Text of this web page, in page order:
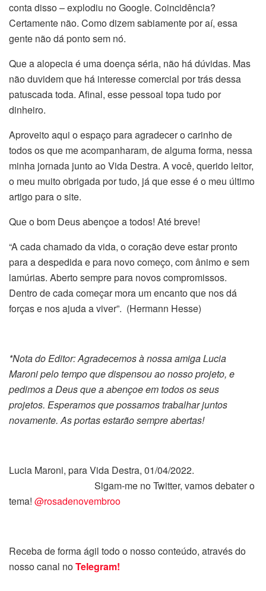
conta disso – explodiu no Google. Coincidência?
Certamente não. Como dizem sabiamente por aí, essa
gente não dá ponto sem nó.
Que a alopecia é uma doença séria, não há dúvidas. Mas
não duvidem que há interesse comercial por trás dessa
patuscada toda. Afinal, esse pessoal topa tudo por
dinheiro.
Aproveito aqui o espaço para agradecer o carinho de
todos os que me acompanharam, de alguma forma, nessa
minha jornada junto ao Vida Destra. A você, querido leitor,
o meu muito obrigada por tudo, já que esse é o meu último
artigo para o site.
Que o bom Deus abençoe a todos! Até breve!
“A cada chamado da vida, o coração deve estar pronto
para a despedida e para novo começo, com ânimo e sem
lamúrias. Aberto sempre para novos compromissos.
Dentro de cada começar mora um encanto que nos dá
forças e nos ajuda a viver”. (Hermann Hesse)
*Nota do Editor: Agradecemos à nossa amiga Lucia
Maroni pelo tempo que dispensou ao nosso projeto, e
pedimos a Deus que a abençoe em todos os seus
projetos. Esperamos que possamos trabalhar juntos
novamente. As portas estarão sempre abertas!
Lucia Maroni, para Vida Destra, 01/04/2022.
Sigam-me no Twitter, vamos debater o
tema! @rosadenovembroo
Receba de forma ágil todo o nosso conteúdo, através do
nosso canal noTelegram!